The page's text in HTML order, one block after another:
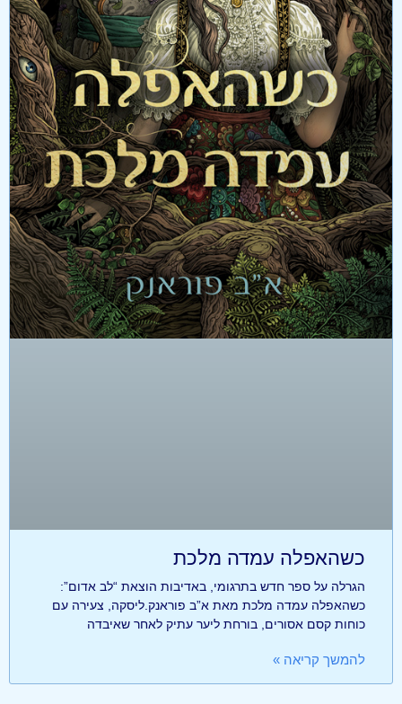
כשהאפלה עמדה מלכת
הגרלה על ספר חדש בתרגומי, באדיבות הוצאת “לב אדום”:
כשהאפלה עמדה מלכת מאת א”ב פוראנק.ליסקה, צעירה עם
כוחות קסם אסורים, בורחת ליער עתיק לאחר שאיבדה
להמשך קריאה »